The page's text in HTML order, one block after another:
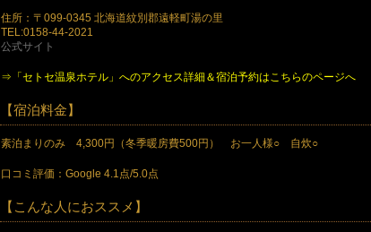
住所：〒099-0345 北海道紋別郡遠軽町湯の里
TEL:0158-44-2021
公式サイト
⇒「セトセ温泉ホテル」へのアクセス詳細＆宿泊予約はこちらのページへ
【宿泊料金】
素泊まりのみ 4,300円（冬季暖房費500円） お一人様○ 自炊○
口コミ評価：Google 4.1点/5.0点
【こんな人におススメ】